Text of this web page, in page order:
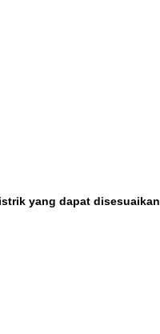
yang dapat disesuaikan